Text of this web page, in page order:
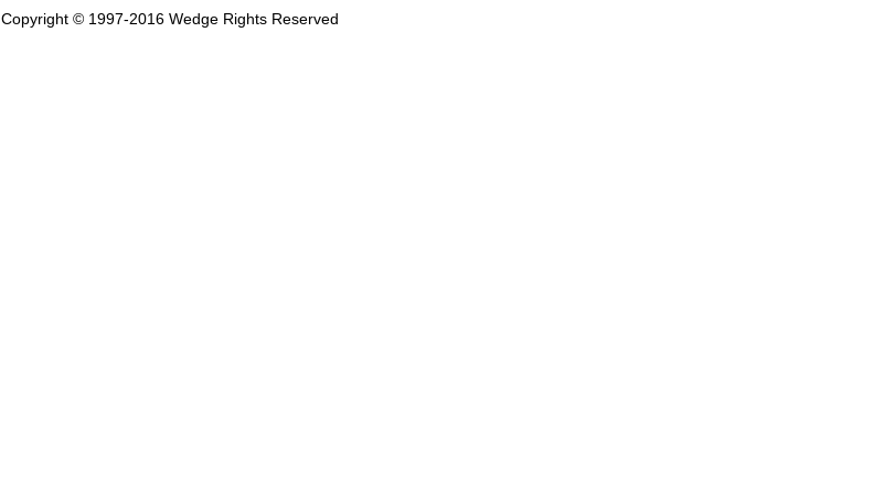
Copyright © 1997-2016 Wedge Rights Reserved